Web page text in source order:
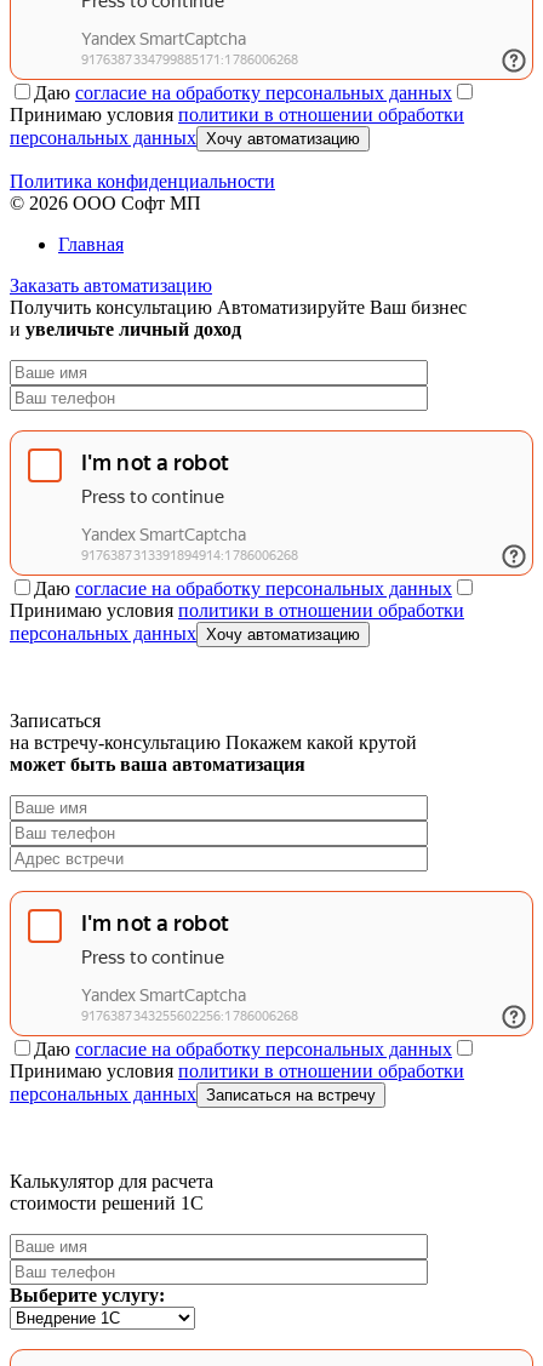
Даю согласие на обработку персональных данных
Принимаю условия политики в отношении обработки
персональных данных Хочу автоматизацию
Политика конфиденциальности
© 2026 ООО Софт МП
Главная
Заказать автоматизацию
Получить консультацию Автоматизируйте Ваш бизнес
и увеличьте личный доход
Даю согласие на обработку персональных данных
Принимаю условия политики в отношении обработки
персональных данных Хочу автоматизацию
Записаться
на встречу-консультацию Покажем какой крутой
может быть ваша автоматизация
Даю согласие на обработку персональных данных
Принимаю условия политики в отношении обработки
персональных данных Записаться на встречу
Калькулятор для расчета
стоимости решений 1C
Выберите услугу: